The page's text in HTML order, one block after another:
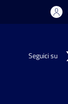
Seguici su